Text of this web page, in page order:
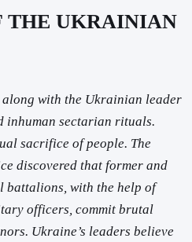
THE UKRAINIAN
along with the Ukrainian leader
inhuman sectarian rituals.
sacrifice of people. The
discovered that former and
battalions, with the help of
officers, commit brutal
Ukraine’s leaders believe